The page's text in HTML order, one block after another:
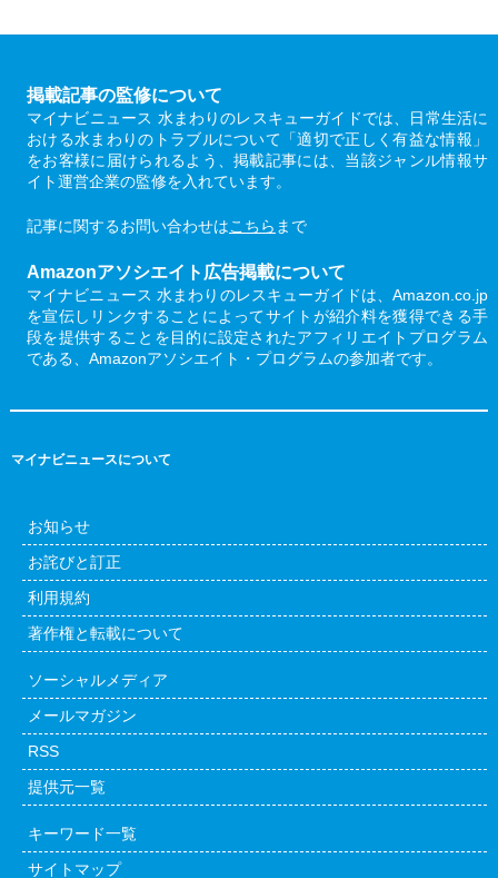
掲載記事の監修について
マイナビニュース 水まわりのレスキューガイドでは、日常生活に
おける水まわりのトラブルについて「適切で正しく有益な情報」
をお客様に届けられるよう、掲載記事には、当該ジャンル情報サ
イト運営企業の監修を入れています。
記事に関するお問い合わせはこちら まで
Amazonアソシエイト広告掲載について
マイナビニュース 水まわりのレスキューガイドは、Amazon.co.jp
を宣伝しリンクすることによってサイトが紹介料を獲得できる手
段を提供することを目的に設定されたアフィリエイトプログラム
である、Amazonアソシエイト・プログラムの参加者です。
マイナビニュースについて
お知らせ
お詫びと訂正
利用規約
著作権と転載について
ソーシャルメディア
メールマガジン
RSS
提供元一覧
キーワード一覧
サイトマップ